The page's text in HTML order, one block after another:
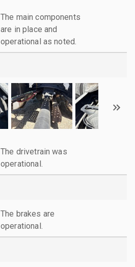
The main components
are in place and
operational as noted.
The drivetrain was
operational.
The brakes are
operational.